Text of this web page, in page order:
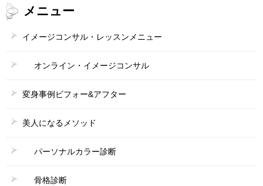
ビ
ゲ
シ
ョ
メニュー
イメージコンサル・レッスンメニュー
オンライン・イメージコンサル
変身事例ビフォー&アフター
美人になるメソッド
パーソナルカラー診断
骨格診断